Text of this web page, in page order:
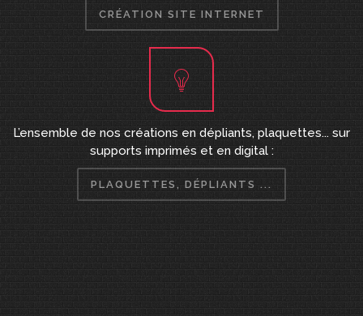
CRÉATION SITE INTERNET
L’ensemble de nos créations en dépliants, plaquettes... sur
supports imprimés et en digital :
PLAQUETTES, DÉPLIANTS ...